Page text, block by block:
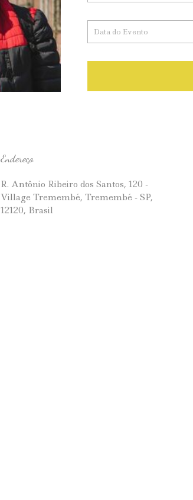
Endereço
R. Antônio Ribeiro dos Santos, 120 -
Village Tremembé, Tremembé - SP,
12120, Brasil